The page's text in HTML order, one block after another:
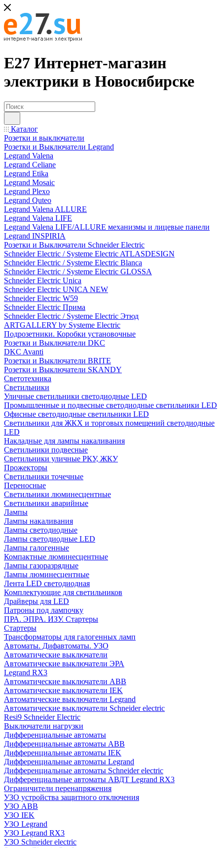
Е27 Интернет-магазин
электрики в Новосибирске
Каталог
Розетки и выключатели
Розетки и Выключатели Legrand
Legrand Valena
Legrand Celiane
Legrand Etika
Legrand Mosaic
Legrand Plexo
Legrand Quteo
Legrand Valena ALLURE
Legrand Valena LIFE
Legrand Valena LIFE/ALLURE механизмы и лицевые панели
Legrand INSPIRIA
Розетки и Выключатели Schneider Electric
Schneider Electric / Systeme Electric ATLASDESIGN
Schneider Electric / Systeme Electric Blanca
Schneider Electric / Systeme Electric GLOSSA
Schneider Electric Unica
Schneider Electric UNICA NEW
Schneider Electric W59
Schneider Electric Прима
Schneider Electric / Systeme Electric Этюд
ARTGALLERY by Systeme Electric
Подрозетники. Коробки установочные
Розетки и Выключатели DKC
DKC Avanti
Розетки и Выключатели BRITE
Розетки и Выключатели SKANDY
Светотехника
Светильники
Уличные светильники светодиодные LED
Промышленные и подвесные светодиодные светильники LED
Офисные светодиодные светильники LED
Светильники для ЖКХ и торговых помещений светодиодные
LED
Накладные для лампы накаливания
Светильники подвесные
Светильники уличные РКУ, ЖКУ
Прожекторы
Cветильники точечные
Переносные
Светильники люминесцентные
Светильники аварийные
Лампы
Лампы накаливания
Лампы светодиодные
Лампы светодиодные LED
Лампы галогенные
Компактные люминесцентные
Лампы газоразрядные
Лампы люминесцентные
Лента LED светодиодная
Комплектующие для светильников
Драйверы для LED
Патроны под лампочку
ПРА. ЭПРА. ИЗУ. Стартеры
Стартеры
Трансформаторы для галогенных ламп
Автоматы. Дифавтоматы. УЗО
Автоматические выключатели
Автоматические выключатели ЭРА
Legrand RX3
Автоматические выключатели ABB
Автоматические выключатели IEK
Автоматические выключатели Legrand
Автоматические выключатели Schneider electric
Resi9 Schneider Electric
Выключатели нагрузки
Дифференциальные автоматы
Дифференциальные автоматы ABB
Дифференциальные автоматы IEK
Дифференциальные автоматы Legrand
Дифференциальные автоматы Schneider electric
Дифференциальные автоматы АВДТ Legrand RX3
Ограничители перенапряжения
УЗО устройства защитного отключения
УЗО ABB
УЗО IEK
УЗО Legrand
УЗО Legrand RX3
УЗО Schneider electric